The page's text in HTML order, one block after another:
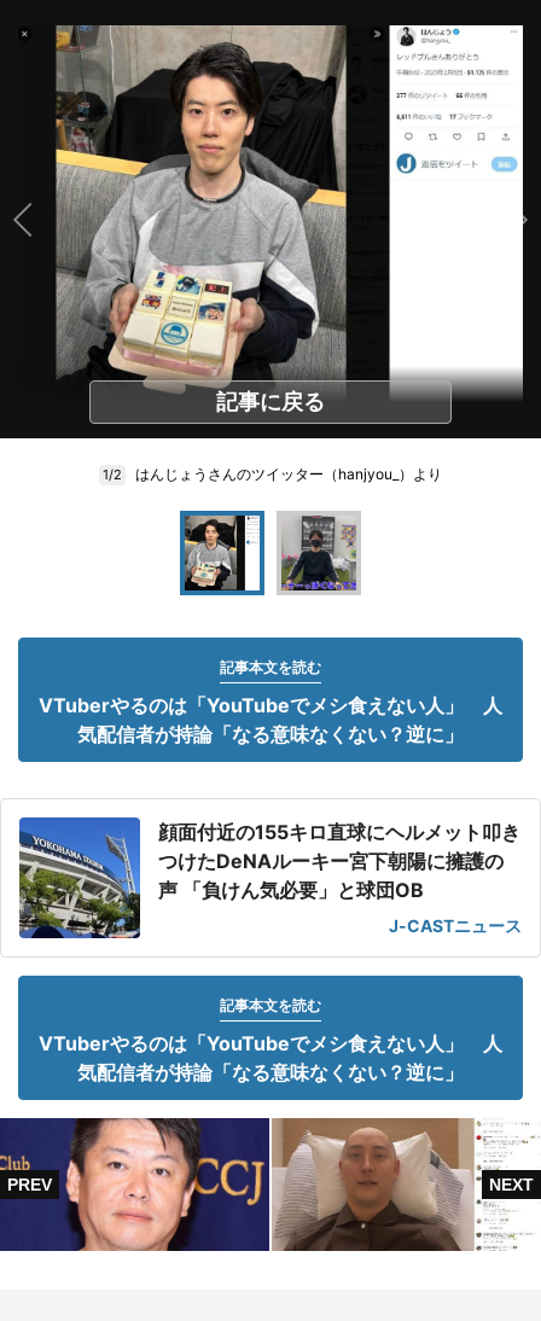
記事に戻る
1/2 はんじょうさんのツイッター（hanjyou_）より
記事本文を読む
VTuberやるのは「YouTubeでメシ食えない人」 人
気配信者が持論「なる意味なくない？逆に」
顔面付近の155キロ直球にヘルメット叩き
つけたDeNAルーキー宮下朝陽に擁護の
声 「負けん気必要」と球団OB
J-CASTニュース
記事本文を読む
VTuberやるのは「YouTubeでメシ食えない人」 人
気配信者が持論「なる意味なくない？逆に」